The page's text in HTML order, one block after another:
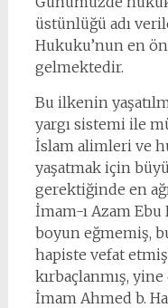
üstünlüğü adı
Hukuku’nun en
gelmektedir.
Bu ilkenin
yargı sistemi ile
İslam alimleri ve
yaşatmak için
gerektiğinde en
İmam-ı Azam
boyun eğmemiş,
hapiste vefat
kırbaçlanmış,
İmam Ahmed b.